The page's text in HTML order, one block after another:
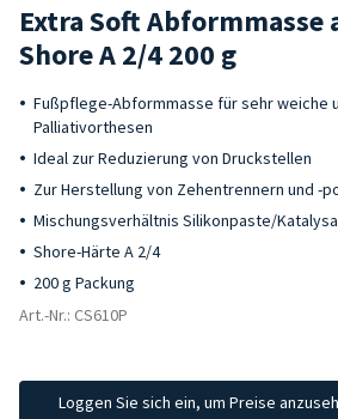
Extra Soft Abformmasse
Shore A 2/4 200 g
Fußpflege-Abformmasse für sehr weiche
Palliativorthesen
Ideal zur Reduzierung von Druckstellen
Zur Herstellung von Zehentrennern und -
Mischungsverhältnis Silikonpaste/
Shore-Härte A 2/4
200 g Packung
Art.-Nr.: CS610P
Loggen Sie sich ein, um Preise